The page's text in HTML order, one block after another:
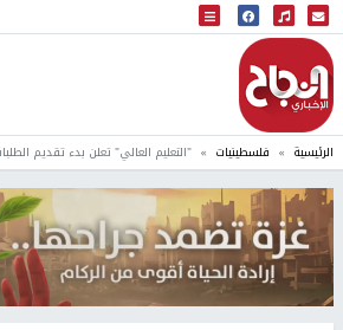
البث المباشر
إذاعة النجاح
الرئيسية فلسطينيات "التعليم العالي" تعلن بدء تقديم